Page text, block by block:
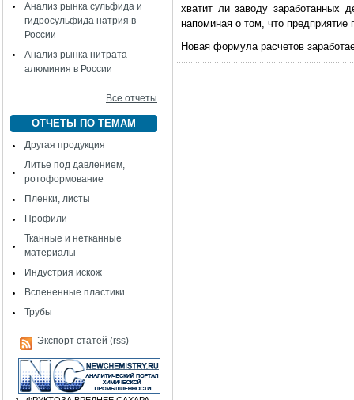
Анализ рынка сульфида и
гидросульфида натрия в
России
Анализ рынка нитрата
алюминия в России
Все отчеты
ОТЧЕТЫ ПО ТЕМАМ
Другая продукция
Литье под давлением,
ротоформование
Пленки, листы
Профили
Тканные и нетканные
материалы
Индустрия искож
Вспененные пластики
Трубы
Экспорт статей (rss)
хватит ли заводу заработанных
напоминая о том, что
Новая формула расчетов